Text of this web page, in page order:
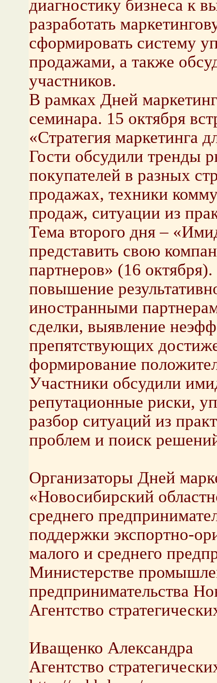
диагностику бизнеса к
разработать
сформировать систему
продажами, а также
участников.
В рамках Дней
семинара. 15 октября
«Стратегия маркетинга
Гости обсудили тренды
покупателей в разных
продажах, техники
продаж, ситуации из
Тема второго дня –
представить свою
партнеров» (16
повышение
иностранными
сделки, выявление
препятствующих
формирование
Участники обсудили
репутационные риски,
разбор ситуаций из
проблем и поиск
Организаторы Дней
«Новосибирский
среднего
поддержки экспортно-
малого и среднего
Министерстве
предпринимательства
Агентство
Иващенко Александра
Агентство